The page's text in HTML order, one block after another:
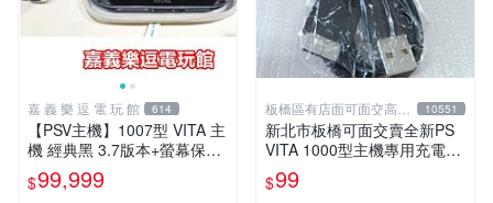
嘉 義 樂 逗 電 玩 館 614
【PSV主機】1007型 VITA 主
機 經典黑 3.7版本+螢幕保護
貼+主機收納包【9成新】✪中
古二手✪嘉義樂逗電玩館
$99,999
板橋區有店面可面交高價
回收電玩
10551
新北市板橋可面交賣全新PS
VITA 1000型主機專用充電
線....超便宜只賣99元
$99